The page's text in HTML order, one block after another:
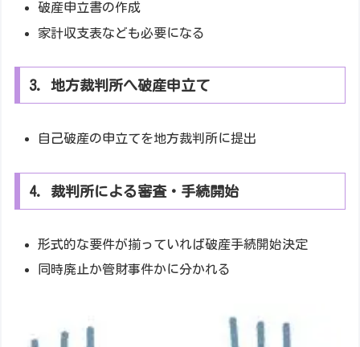
破産申立書の作成
家計収支表なども必要になる
3. 地方裁判所へ破産申立て
自己破産の申立てを地方裁判所に提出
4. 裁判所による審査・手続開始
形式的な要件が揃っていれば破産手続開始決定
同時廃止か管財事件かに分かれる